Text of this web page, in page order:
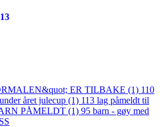
ER TILBAKE (1) 110
året julecup (1) 113 lag påmeldt til
PÅMELDT (1) 95 barn - gøy med